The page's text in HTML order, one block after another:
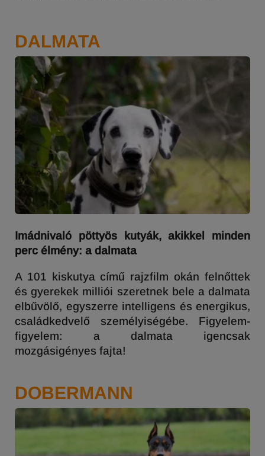
DALMATA
Imádnivaló pöttyös kutyák, akikkel minden
perc élmény: a dalmata
A 101 kiskutya című rajzfilm okán felnőttek
és gyerekek milliói szeretnek bele a dalmata
elbűvölő, egyszerre intelligens és energikus,
családkedvelő személyiségébe. Figyelem-
figyelem: a dalmata igencsak
mozgásigényes fajta!
DOBERMANN